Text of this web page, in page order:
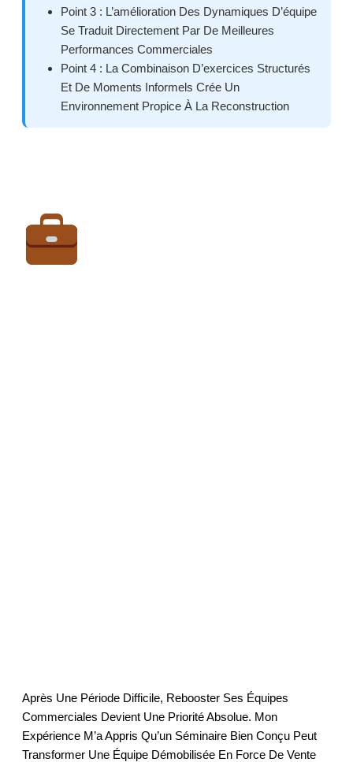
Point 3 : L’amélioration Des Dynamiques D’équipe
Se Traduit Directement Par De Meilleures
Performances Commerciales
Point 4 : La Combinaison D’exercices Structurés
Et De Moments Informels Crée Un
Environnement Propice À La Reconstruction
Après Une Période Difficile, Rebooster Ses Équipes
Commerciales Devient Une Priorité Absolue. Mon
Expérience M’a Appris Qu’un Séminaire Bien Conçu Peut
Transformer Une Équipe Démobilisée En Force De Vente